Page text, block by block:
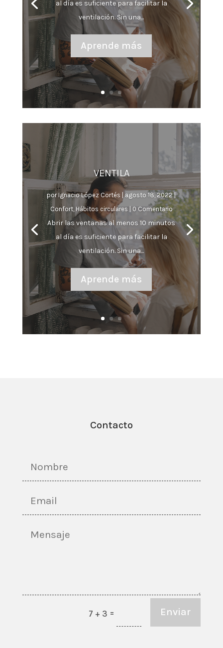
al día es suficiente para facilitar la
ventilación. Sin una...
Aprende más
VENTILA
por Ignacio López Cortés |agosto 18, 2022|
Confort, Hábitos circulares | 0 Comentario
Abrir las ventanas al menos 10 minutos
al día es suficiente para facilitar la
ventilación. Sin una...
Aprende más
Contacto
7 + 3 = Enviar